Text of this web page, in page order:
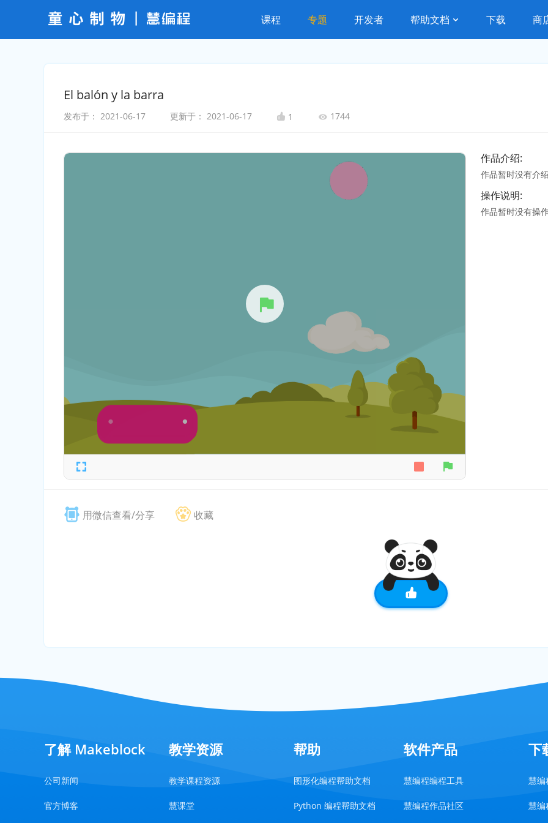
课程 专题 开发者 帮助文档 下载 商
El balón y la barra
发布于： 2021-06-17 更新于： 2021-06-17 1 1744
作品介绍:
作品暂时没有介
操作说明:
作品暂时没有操
用微信查看/分享 收藏
了解 Makeblock
公司新闻
官方博客
教学资源
教学课程资源
慧课堂
帮助
图形化编程帮助文档
Python 编程帮助文档
软件产品
慧编程编程工具
慧编程作品社区
下
慧
慧